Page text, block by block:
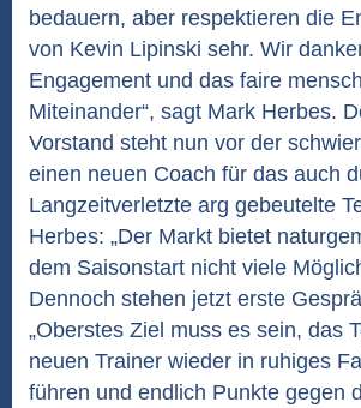
bedauern, aber respektieren die
von Kevin Lipinski sehr. Wir
Engagement und das faire
Miteinander“, sagt Mark Herbes.
Vorstand steht nun vor der
einen neuen Coach für das auch
Langzeitverletzte arg gebeutelte
Herbes: „Der Markt bietet
dem Saisonstart nicht viele
Dennoch stehen jetzt erste
„Oberstes Ziel muss es sein, das
neuen Trainer wieder in ruhiges
führen und endlich Punkte gegen